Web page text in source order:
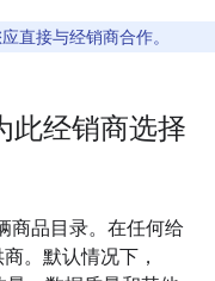
直接与经销商合作。
此经销商选择
商品目录。在任何给
。默认情况下，